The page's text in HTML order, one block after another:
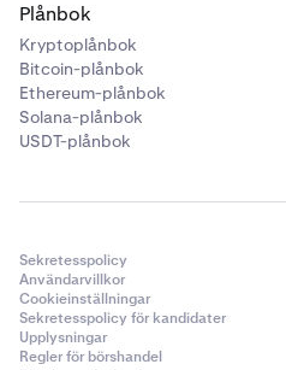
Plånbok
Kryptoplånbok
Bitcoin-plånbok
Ethereum-plånbok
Solana-plånbok
USDT-plånbok
Sekretesspolicy
Användarvillkor
Cookieinställningar
Sekretesspolicy för kandidater
Upplysningar
Regler för börshandel